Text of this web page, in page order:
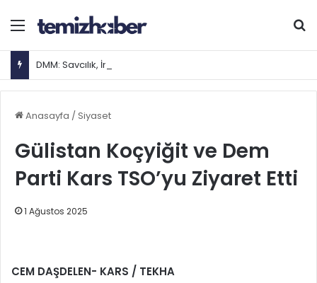
Menü
Anasayfa / Siyaset
Gülistan Koçyiğit ve Dem
Parti Kars TSO’yu Ziyaret Etti
1 Ağustos 2025
CEM DAŞDELEN- KARS / TEKHA